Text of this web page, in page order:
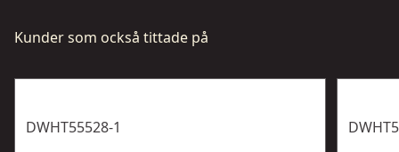
Kunder som också tittade på
DWHT55528-1